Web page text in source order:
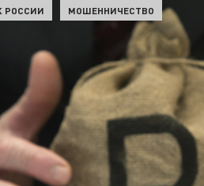
РОССИИ МОШЕННИЧЕСТВО